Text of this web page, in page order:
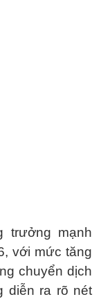
trưởng mạnh
với mức tăng
chuyển dịch
diễn ra rõ nét